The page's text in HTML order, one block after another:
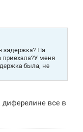
задержка? На
приехала?У меня
была, не
все в